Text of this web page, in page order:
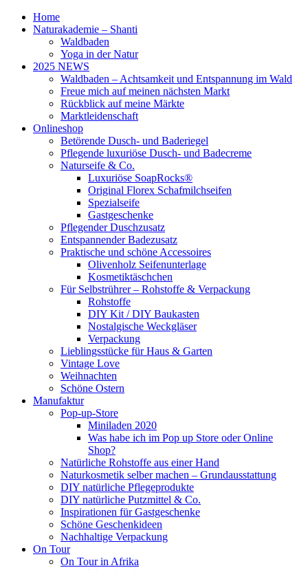
Home
Naturakademie – Shanti
Waldbaden
Yoga in der Natur
2025 NEWS
Waldbaden – Achtsamkeit und Entspannung im Wald
Freue mich auf meinen nächsten Markt
Rückblick auf meine Märkte
Marktleidenschaft
Onlineshop
Betörende Dusch- und Baderiegel
Pflegende luxuriöse Dusch- und Badecreme
Naturseife & Co.
Luxuriöse SoapRocks®
Original Florex Schafmilchseifen
Spezialseife
Gastgeschenke
Pflegender Duschzusatz
Entspannender Badezusatz
Praktische und schöne Accessoires
Olivenholz Seifenunterlage
Kosmetiktäschchen
Für Selbstrührer – Rohstoffe & Verpackung
Rohstoffe
DIY Kit / DIY Baukasten
Nostalgische Weckgläser
Verpackung
Lieblingsstücke für Haus & Garten
Vintage Love
Weihnachten
Schöne Ostern
Manufaktur
Pop-up-Store
Miniladen 2020
Was habe ich im Pop up Store oder Online
Shop?
Natürliche Rohstoffe aus einer Hand
Naturkosmetik selber machen – Grundausstattung
DIY natürliche Pflegeprodukte
DIY natürliche Putzmittel & Co.
Inspirationen für Gastgeschenke
Schöne Geschenkideen
Nachhaltige Verpackung
On Tour
On Tour in Afrika